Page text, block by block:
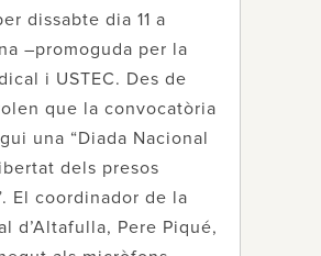
dissabte dia 11 a
–promoguda per la
i USTEC. Des de
que la convocatòria
una “Diada Nacional
dels presos
El coordinador de la
d’Altafulla, Pere Piqué,